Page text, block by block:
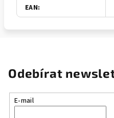
EAN:
Odebírat
E-mail